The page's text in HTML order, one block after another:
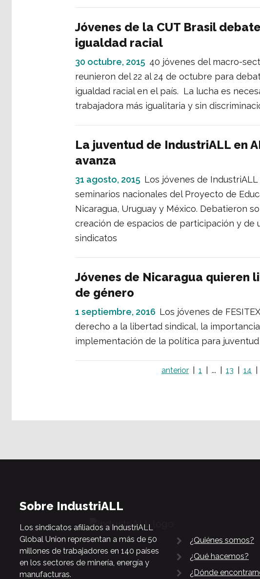
Jóvenes de la CUT Brasil
igualdad racial
30 octubre, 2015 40 jóvenes del macro-
reunieron del 22 al 24 de octubre para
igualdad racial en el país. La lucha es
trabajadora más igualitaria y sin
La juventud de IndustriALL en
avanza
31 agosto, 2015 Los jóvenes de
seminarios nacionales del Proyecto de
Nicaragua, Uruguay y México. Debatieron
creación de espacios de participación y de
sindicatos
Jóvenes de Nicaragua quieren
de género
1 septiembre, 2016 Los jóvenes de
derecho a la libertad sindical, la
implementación de la política para
anterior 1 ... 13 14
Sobre IndustriALL
Los sindicatos afiliados a IndustriALL
Global Union representan a más de 50
millones de trabajadores en 140 países
en los sectores de minería, energía y
manufacturas.
¿Quiénes somos?
¿Qué hacemos?
¿Dónde